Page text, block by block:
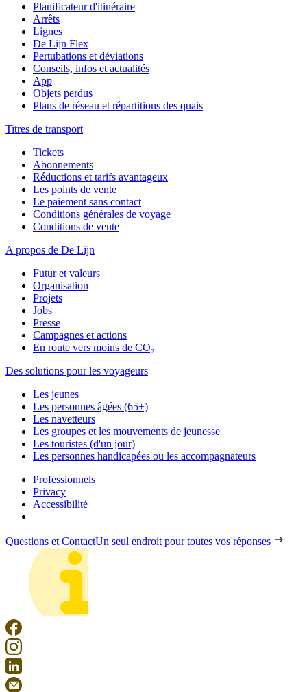
Planificateur d'itinéraire
Arrêts
Lignes
De Lijn Flex
Pertubations et déviations
Conseils, infos et actualités
App
Objets perdus
Plans de réseau et répartitions des quais
Titres de transport
Tickets
Abonnements
Réductions et tarifs avantageux
Les points de vente
Le paiement sans contact
Conditions générales de voyage
Conditions de vente
A propos de De Lijn
Futur et valeurs
Organisation
Projets
Jobs
Presse
Campagnes et actions
En route vers moins de CO₂
Des solutions pour les voyageurs
Les jeunes
Les personnes âgées (65+)
Les navetteurs
Les groupes et les mouvements de jeunesse
Les touristes (d'un jour)
Les personnes handicapées ou les accompagnateurs
Professionnels
Privacy
Accessibilité
Questions et ContactUn seul endroit pour toutes vos réponses